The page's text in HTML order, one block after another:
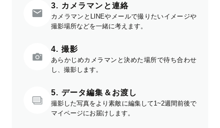
3. カメラマンと連絡
カメラマンとLINEやメールで撮りたいイメージや
撮影場所などを一緒に考えます。
4. 撮影
あらかじめカメラマンと決めた場所で待ち合わせ
し、撮影します。
5. データ編集＆お渡し
撮影した写真をより素敵に編集して1~2週間前後で
マイページにお届けします。